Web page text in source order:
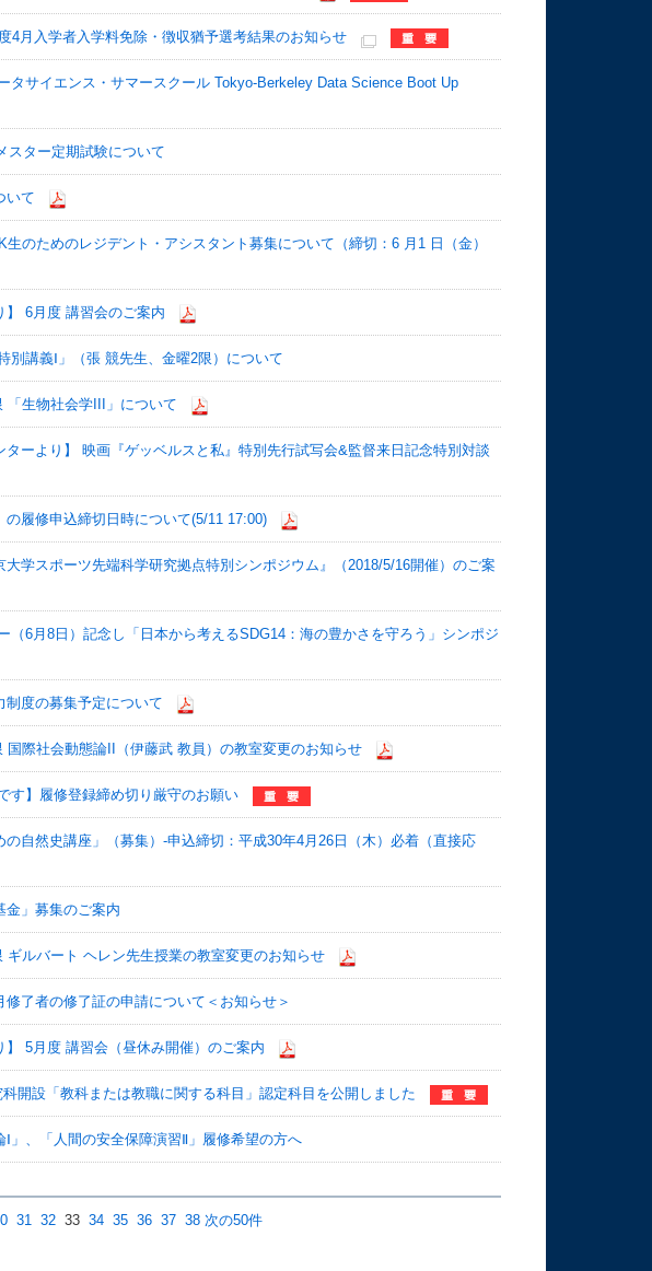
4月入学者入学料免除・徴収猶予選考結果のお知らせ
タサイエンス・サマースクール Tokyo-Berkeley Data Science Boot Up
スター定期試験について
いて
生のためのレジデント・アシスタント募集について（締切：6 月1 日（金）
】 6月度 講習会のご案内
別講義Ⅰ」（張 競先生、金曜2限）について
「生物社会学III」について
ターより】 映画『ゲッベルスと私』特別先行試写会&監督来日記念特別対談
履修申込締切日時について(5/11 17:00)
大学スポーツ先端科学研究拠点特別シンポジウム』（2018/5/16開催）のご案
（6月8日）記念し「日本から考えるSDG14：海の豊かさを守ろう」シンポジ
度の募集予定について
国際社会動態論II（伊藤武 教員）の教室変更のお知らせ
す】履修登録締め切り厳守のお願い
の自然史講座」（募集）-申込締切：平成30年4月26日（木）必着（直接応
金」募集のご案内
ギルバート ヘレン先生授業の教室変更のお知らせ
了者の修了証の申請について＜お知らせ＞
】 5月度 講習会（昼休み開催）のご案内
科開設「教科または教職に関する科目」認定科目を公開しました
Ⅰ」、「人間の安全保障演習Ⅱ」履修希望の方へ
31 32 33 34 35 36 37 38 次の50件